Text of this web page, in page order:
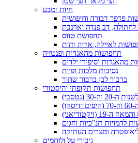
חיות וטבע
פרפר דבורה וחיפושית
דב פנדה וארנבת
תחפושת טווס
לאיילה, אריה ותות
תחפושות מהאגדות ופנטזיה
מהאגדות וסיפורי ילדים
נסיכות מלכות ופיות
ברבור לבן ברבור שחור
תחפושות תקופתי והיסטורי
וה-30 (גטסבי)
ה-19 (ויקטוריאני)
לדמויות תנ"כיות וחגים
ומצרים העתיקה
גיבורי על ולוחמים